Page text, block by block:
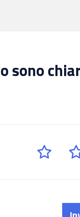
sono